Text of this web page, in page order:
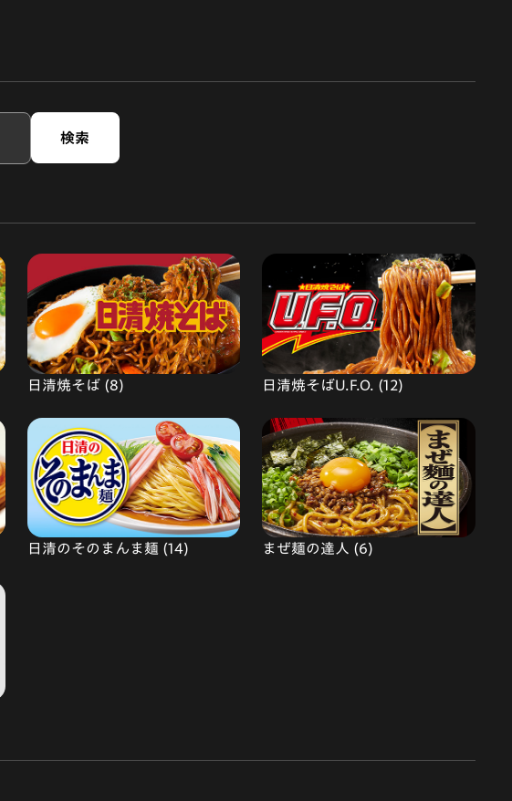
検索
日清焼そば (8) 日清焼そばU.F.O. (12)
日清のそのまんま麺 (14) まぜ麺の達人 (6)